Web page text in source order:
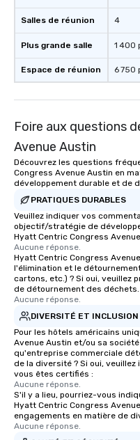
Salles de réunion
Plus grande salle
Espace de réunion
4
1 400
6 750
Foire aux questions
Avenue Austin
Découvrez les questions
Congress Avenue Austin en
développement durable et de
PRATIQUES DURABLES
Veuillez indiquer vos
objectif/stratégie de
Hyatt Centric Congress
Aucune réponse.
Hyatt Centric Congress
l'élimination et le
cartons, etc.) ? Si oui, veuillez
de détournement des déchets.
Aucune réponse.
DIVERSITÉ ET INCLUSION
Pour les hôtels américains
Avenue Austin et/ou sa
qu'entreprise commerciale
de la diversité ? Si oui,
vous êtes certifiés :
Aucune réponse.
S'il y a lieu, pourriez-vous
Hyatt Centric Congress
engagements en matière de
Aucune réponse.